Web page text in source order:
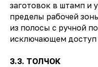
заготовок в штамп и
пределы рабочей
из полосы с ручной
исключающем доступ
3.3. ТОЛЧОК